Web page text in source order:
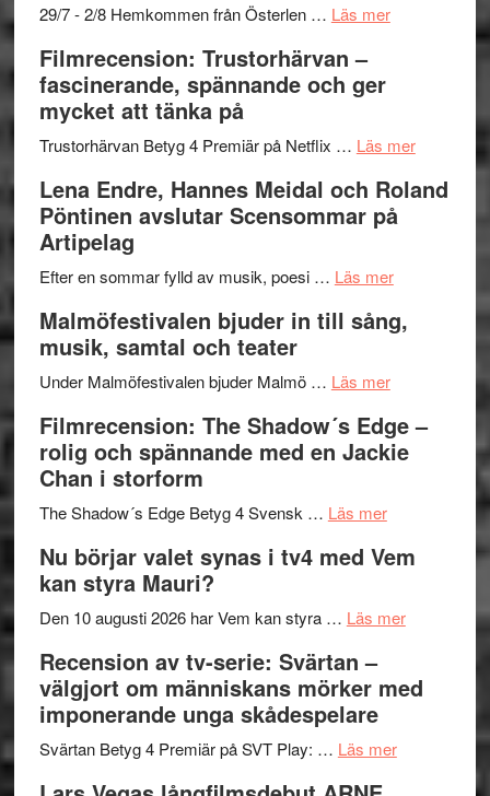
–
och
lättsam
29/7 - 2/8 Hemkommen från Österlen … Läs merom
2026
I
Delvis
genrens
terräng
Filmrecension: Trustorhärvan –
fascinerande, spännande och ger
mycket att tänka på
Trustorhärvan Betyg 4 Premiär på Netflix … Läs merom
på
Lena Endre, Hannes Meidal och Roland
Pöntinen avslutar Scensommar på
Artipelag
Efter en sommar fylld av musik, poesi … Läs merom
Endre,
Roland
Pöntinen
Scensommar
Artipelag
Malmöfestivalen bjuder in till sång,
musik, samtal och teater
Under Malmöfestivalen bjuder Malmö … Läs merom
bjuder
in
samtal
teater
Filmrecension: The Shadow´s Edge –
rolig och spännande med en Jackie
Chan i storform
The Shadow´s Edge Betyg 4 Svensk … Läs merom
The
´s
rolig
spännande
Nu börjar valet synas i tv4 med Vem
kan styra Mauri?
Den 10 augusti 2026 har Vem kan styra … Läs merom
valet
Recension av tv-serie: Svärtan –
välgjort om människans mörker med
imponerande unga skådespelare
Svärtan Betyg 4 Premiär på SVT Play: … Läs merom